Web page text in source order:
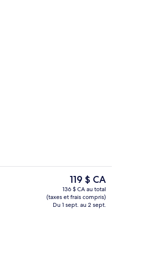
Ensemble baignoire-douche, douche
Le
prix
actuel
est
119 $ CA
136 $ CA au total
(taxes et frais compris)
Du 1 sept. au 2 sept.